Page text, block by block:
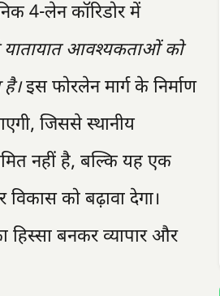
4-लेन कॉरिडोर में
यातायात आवश्यकताओं को
इस फोरलेन मार्ग के निर्माण
जिससे स्थानीय
नहीं है, बल्कि यह एक
को बढ़ावा देगा।
बनकर व्यापार और